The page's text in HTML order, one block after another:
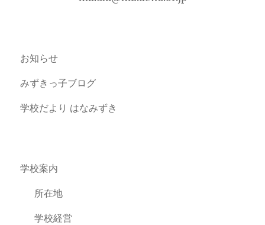
お知らせ
みずきっ子ブログ
学校だより はなみずき
学校案内
所在地
学校経営